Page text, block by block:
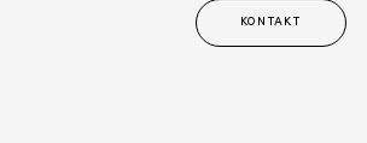
KONTAKT